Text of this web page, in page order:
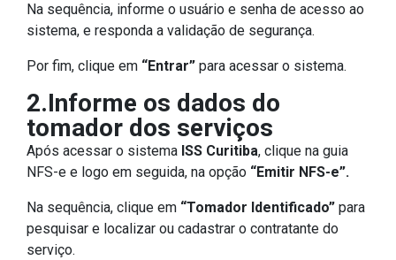
Na sequência, informe o usuário e senha de acesso ao
sistema, e responda a validação de segurança.
Por fim, clique em “Entrar” para acessar o sistema.
2.Informe os dados do
tomador dos serviços
Após acessar o sistema ISS Curitiba, clique na guia
NFS-e e logo em seguida, na opção “Emitir NFS-e”.
Na sequência, clique em “Tomador Identificado” para
pesquisar e localizar ou cadastrar o contratante do
serviço.